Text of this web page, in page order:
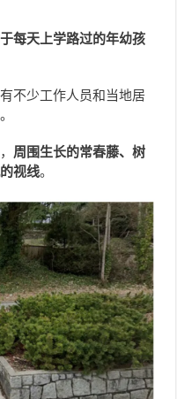
每天上学路过的年幼孩
不少工作人员和当地居
周围生长的常春藤、树
视线。